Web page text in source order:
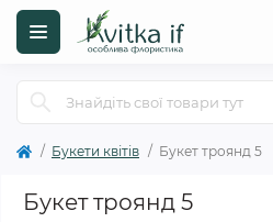
Букети квітів Букет троянд 5
Букет троянд 5